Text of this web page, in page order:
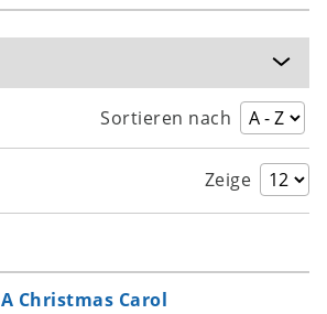
Sortieren nach
Zeige
A Christmas Carol